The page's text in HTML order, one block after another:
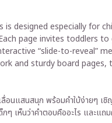
designed especially for
page invites toddlers
“slide-to-reveal”
and sturdy board
นแสนสนุก พร้อมคำใบ้ง่ายๆ เ
เห็นว่าคำตอบคืออะไร และแถ